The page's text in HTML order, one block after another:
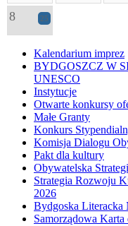
8 25
Kalendarium imprez
BYDGOSZCZ W
UNESCO
Instytucje
Otwarte konkursy
Małe Granty
Konkurs
Komisja Dialogu
Pakt dla kultury
Obywatelska
Strategia Rozwoju
2026
Bydgoska Literacka
Samorządowa